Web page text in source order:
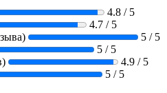
4.8 / 5
4.7 / 5
5 / 5
5 / 5
4.9 / 5
5 / 5